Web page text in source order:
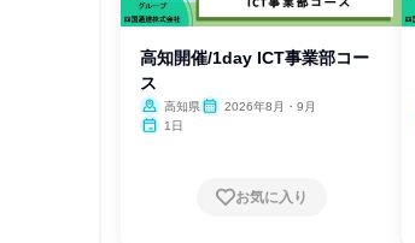
高知開催/1day ICT事業部コー
ス
高知県
2026年8月・9月
1日
お気に入り